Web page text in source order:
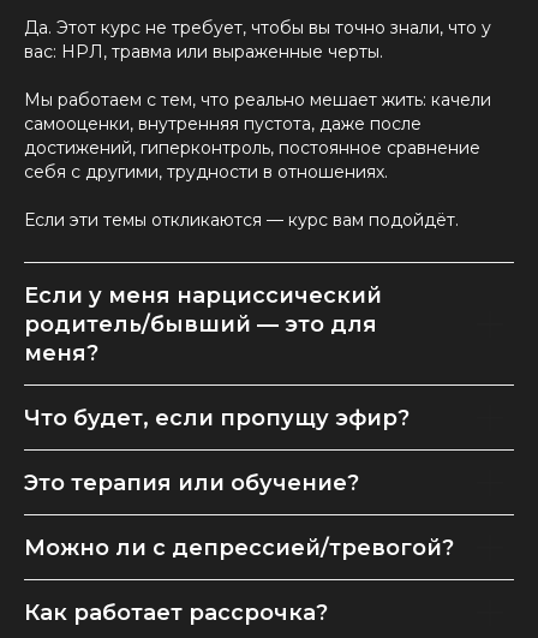
Да. Этот курс не требует, чтобы вы точно знали, что у
вас: НРЛ, травма или выраженные черты.
Мы работаем с тем, что реально мешает жить: качели
самооценки, внутренняя пустота, даже после
достижений, гиперконтроль, постоянное сравнение
себя с другими, трудности в отношениях.
Если эти темы откликаются — курс вам подойдёт.
Если у меня нарциссический
родитель/бывший — это для
меня?
Что будет, если пропущу эфир?
Это терапия или обучение?
Можно ли с депрессией/тревогой?
Как работает рассрочка?